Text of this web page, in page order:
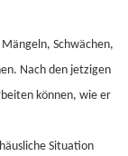
Schwächen,
Nach den jetzigen
können, wie er
Situation